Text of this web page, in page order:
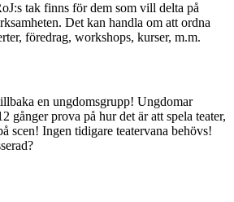
tak finns för dem som vill delta på
Det kan handla om att ordna
föredrag, workshops, kurser, m.m.
en ungdomsgrupp! Ungdomar
gånger prova på hur det är att spela teater,
scen! Ingen tidigare teatervana behövs!